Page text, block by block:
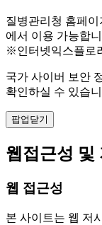
질병관리청 홈페
에서 이용 가능합
※인터넷익스플로
국가 사이버 보안
확인하실 수 있습
팝업닫기
웹접근성 및
웹 접근성
본 사이트는 웹 저